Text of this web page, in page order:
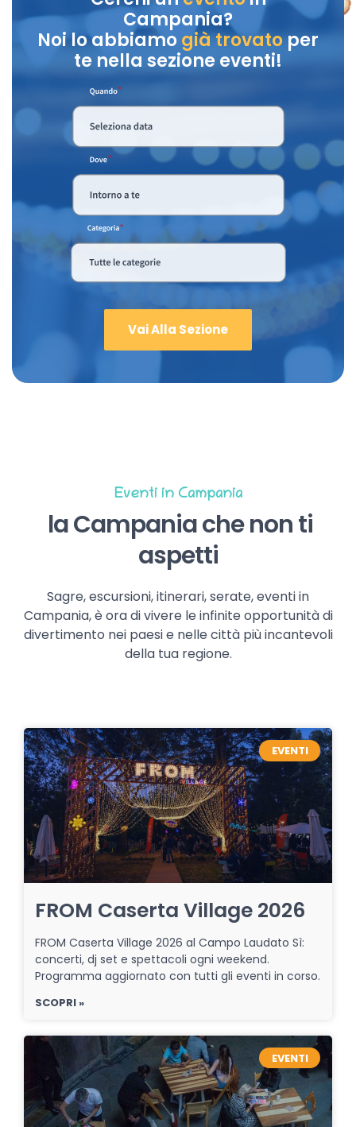
Campania?
Noi lo abbiamo già trovatoper
te nella sezione eventi!
Vai Alla Sezione
Eventi in Campania
la Campania che non ti
aspetti
Sagre, escursioni, itinerari, serate, eventi in
Campania, è ora di vivere le infinite opportunità di
divertimento nei paesi e nelle città più incantevoli
della tua regione.
EVENTI
FROM Caserta Village 2026
FROM Caserta Village 2026 al Campo Laudato Sì:
concerti, dj set e spettacoli ogni weekend.
Programma aggiornato con tutti gli eventi in corso.
SCOPRI »
EVENTI